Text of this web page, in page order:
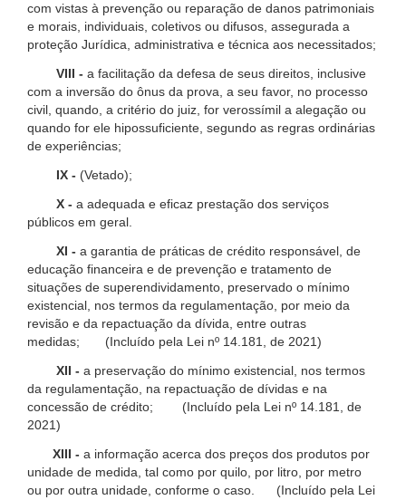
com vistas à prevenção ou reparação de danos patrimoniais
e morais, individuais, coletivos ou difusos, assegurada a
proteção Jurídica, administrativa e técnica aos necessitados;
VIII - a facilitação da defesa de seus direitos, inclusive
com a inversão do ônus da prova, a seu favor, no processo
civil, quando, a critério do juiz, for verossímil a alegação ou
quando for ele hipossuficiente, segundo as regras ordinárias
de experiências;
IX - (Vetado);
X - a adequada e eficaz prestação dos serviços
públicos em geral.
XI - a garantia de práticas de crédito responsável, de
educação financeira e de prevenção e tratamento de
situações de superendividamento, preservado o mínimo
existencial, nos termos da regulamentação, por meio da
revisão e da repactuação da dívida, entre outras
medidas; (Incluído pela Lei nº 14.181, de 2021)
XII - a preservação do mínimo existencial, nos termos
da regulamentação, na repactuação de dívidas e na
concessão de crédito; (Incluído pela Lei nº 14.181, de
2021)
XIII - a informação acerca dos preços dos produtos por
unidade de medida, tal como por quilo, por litro, por metro
ou por outra unidade, conforme o caso. (Incluído pela Lei